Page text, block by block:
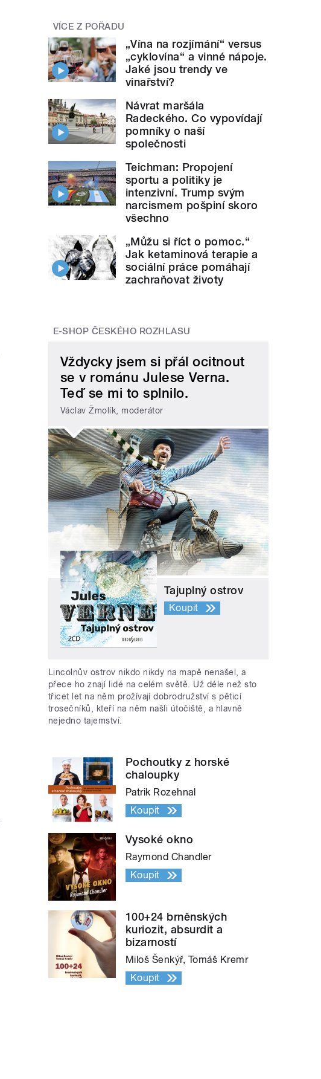
VÍCE Z POŘADU
„Vína na rozjímání“ versus
„cyklovína“ a vinné nápoje.
Jaké jsou trendy ve
vinařství?
Návrat maršála
Radeckého. Co vypovídají
pomníky o naší
společnosti
Teichman: Propojení
sportu a politiky je
intenzivní. Trump svým
narcismem pošpiní skoro
všechno
„Můžu si říct o pomoc.“
Jak ketaminová terapie a
sociální práce pomáhají
zachraňovat životy
E-SHOP ČESKÉHO ROZHLASU
Vždycky jsem si přál ocitnout
se v románu Julese Verna.
Teď se mi to splnilo.
Václav Žmolík, moderátor
Tajuplný ostrov
Koupit
Lincolnův ostrov nikdo nikdy na mapě nenašel, a
přece ho znají lidé na celém světě. Už déle než sto
třicet let na něm prožívají dobrodružství s pěticí
trosečníků, kteří na něm našli útočiště, a hlavně
nejedno tajemství.
Pochoutky z horské
chaloupky
Patrik Rozehnal
Koupit
Vysoké okno
Raymond Chandler
Koupit
100+24 brněnských
kuriozit, absurdit a
bizarností
Miloš Šenkýř, Tomáš Kremr
Koupit